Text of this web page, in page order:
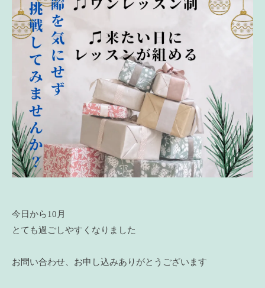
今日から10月
とても過ごしやすくなりました
お問い合わせ、お申し込みありがとうございます